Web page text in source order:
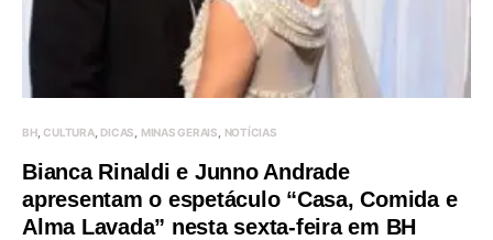
BH CULTURA DICAS MINAS GERAIS NOTÍCIAS
Bianca Rinaldi e Junno Andrade
apresentam o espetáculo “Casa, Comida e
Alma Lavada” nesta sexta-feira em BH